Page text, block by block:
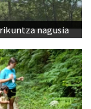
nagusia